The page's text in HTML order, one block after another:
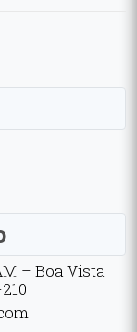
– Boa Vista